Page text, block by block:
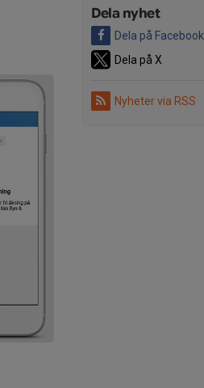
Dela nyhet
Dela på Facebook
Dela på X
Nyheter via RSS